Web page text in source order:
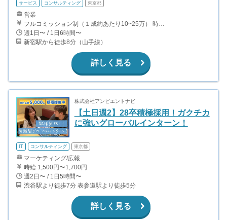
サービス コンサルティング 東京都
営業
フルコミッション制（１成約あたり10~25万） 時給換算で（2000円〜2500円）程度が目安となります。 月100万を稼ぐ学生多数在籍しています。 ■収入例 〇入社1か月目（早稲田大学2年生） 役職：アポインター 月間1契約×10万円＝10万円 ＋交通費 〇入社3か月目（明治大学2年生） 役職：アポインター 月間2契約×13万円＝26万円 ＋交通費 〇入社6か月目（慶應義塾大学3年生） 役職：アポインター 月間5契約×15万円＝75万円 ＋交通費 〇入社15か月目（東京大学3年生） 役職：クローザー 月間3契約×25万=75万円 ＋交通費 交通費支給あり
週1日〜 / 1日6時間〜
新宿駅から徒歩8分（山手線）
詳しく見る
株式会社アンビエントナビ
【土日週2】28卒積極採用！ガクチカ
に強いグローバルインターン！
IT コンサルティング 東京都
マーケティング/広報
時給 1,500円〜1,700円
週2日〜 / 1日5時間〜
渋谷駅より徒歩7分 表参道駅より徒歩5分
詳しく見る